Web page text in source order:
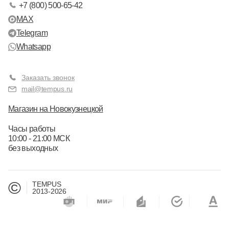
+7 (800) 500-65-42
MAX
Telegram
Whatsapp
Заказать звонок
mail@tempus.ru
Магазин на Новокузнецкой
Часы работы
10:00 - 21:00 МСК
без выходных
©
TEMPUS
2013-2026